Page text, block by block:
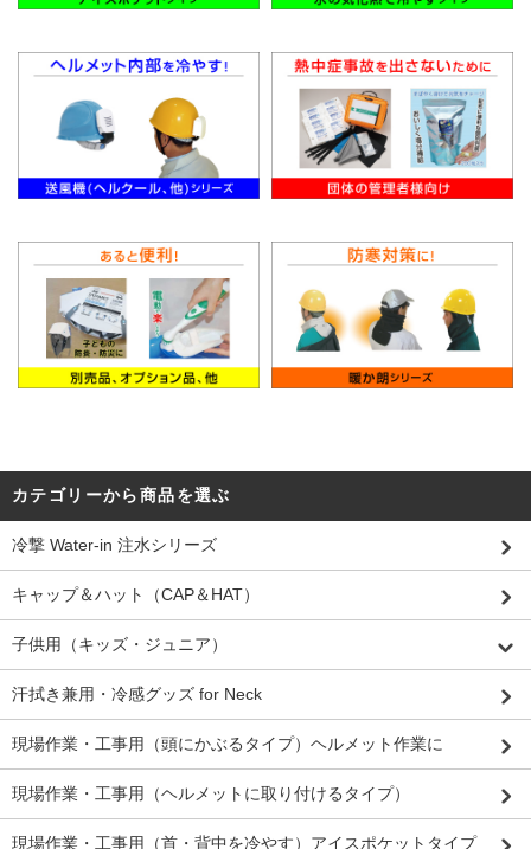
カテゴリーから商品を選ぶ
冷撃 Water-in 注水シリーズ
キャップ＆ハット（CAP＆HAT）
子供用（キッズ・ジュニア）
汗拭き兼用・冷感グッズ for Neck
現場作業・工事用（頭にかぶるタイプ）ヘルメット作業に
現場作業・工事用（ヘルメットに取り付けるタイプ）
現場作業・工事用（首・背中を冷やす）アイスポケットタイプ